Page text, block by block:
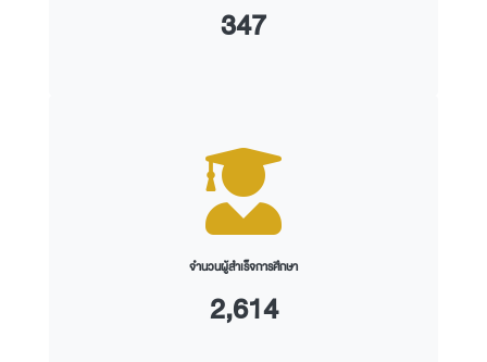
347
จำนวนผู้สำเร็จการศึกษา
2,614